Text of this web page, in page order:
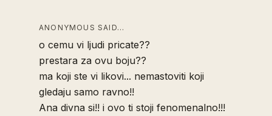
ANONYMOUS SAID…
o cemu vi ljudi pricate??
prestara za ovu boju??
ma koji ste vi likovi... nemastoviti koji
gledaju samo ravno!!
Ana divna si!! i ovo ti stoji fenomenalno!!!